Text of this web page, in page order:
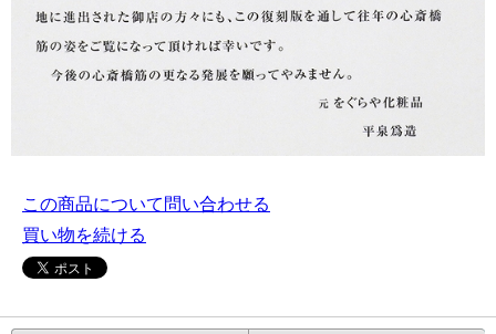
この商品について問い合わせる
買い物を続ける